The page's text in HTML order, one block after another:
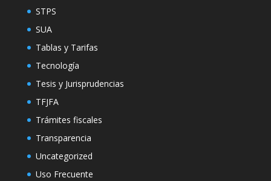
STPS
SUA
Tablas y Tarifas
Tecnología
Tesis y Jurisprudencias
TFJFA
Trámites fiscales
Transparencia
Uncategorized
Uso Frecuente